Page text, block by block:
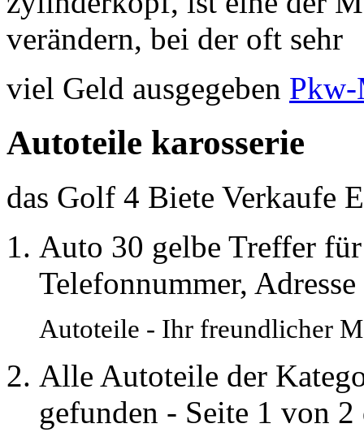
verändern, bei der oft sehr
viel Geld ausgegeben Pkw-
Autoteile karosserie
das Golf 4 Biete Verkaufe
Auto 30 gelbe Treffer
Telefonnummer,
Autoteile - Ihr freundlicher
Alle Autoteile der
gefunden - Seite 1 von